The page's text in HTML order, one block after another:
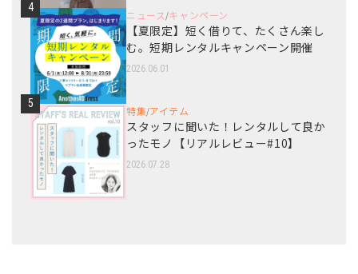
4
ニュース /キャンペーン
【夏限定】短く借りて、たくさん楽し
む。短期レンタルキャンペーン開催
2026.06.01
5
特集/アイテム
スタッフに聞いた！レンタルして良か
ったモノ【リアルレビュー#10】
2026.07.28